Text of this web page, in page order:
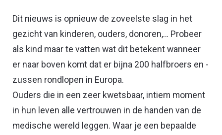
Dit nieuws is opnieuw de zoveelste slag in het
gezicht van kinderen, ouders, donoren,… Probeer
als kind maar te vatten wat dit betekent wanneer
er naar boven komt dat er bijna 200 halfbroers en -
zussen rondlopen in Europa.
Ouders die in een zeer kwetsbaar, intiem moment
in hun leven alle vertrouwen in de handen van de
medische wereld leggen. Waar je een bepaalde